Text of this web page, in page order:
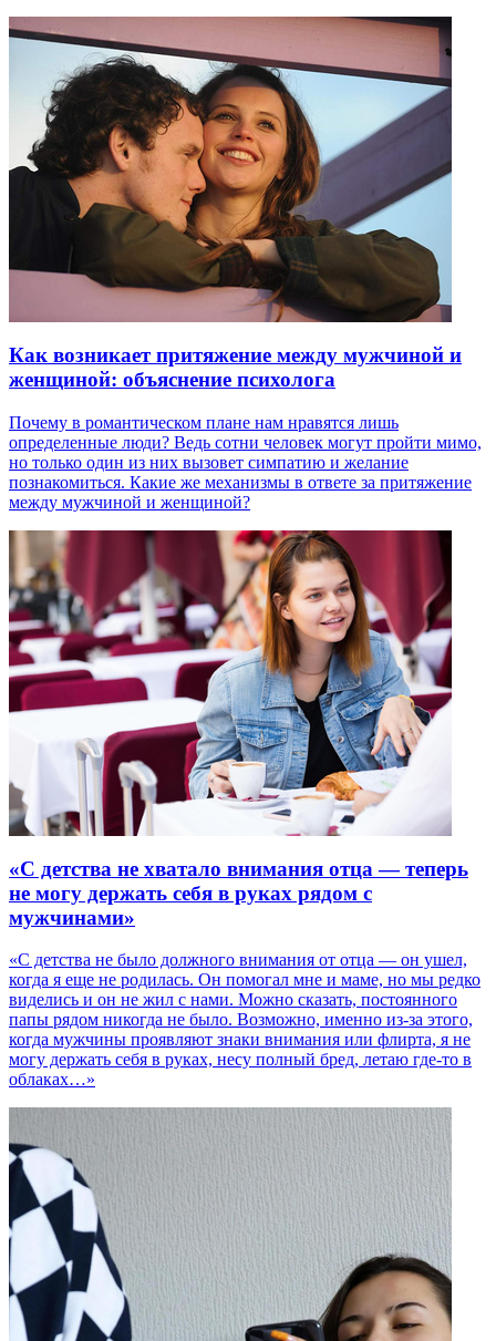
Как возникает притяжение между мужчиной и
женщиной: объяснение психолога
Почему в романтическом плане нам нравятся лишь
определенные люди? Ведь сотни человек могут пройти мимо,
но только один из них вызовет симпатию и желание
познакомиться. Какие же механизмы в ответе за притяжение
между мужчиной и женщиной?
«С детства не хватало внимания отца — теперь
не могу держать себя в руках рядом с
мужчинами»
«С детства не было должного внимания от отца — он ушел,
когда я еще не родилась. Он помогал мне и маме, но мы редко
виделись и он не жил с нами. Можно сказать, постоянного
папы рядом никогда не было. Возможно, именно из-за этого,
когда мужчины проявляют знаки внимания или флирта, я не
могу держать себя в руках, несу полный бред, летаю где-то в
облаках…»